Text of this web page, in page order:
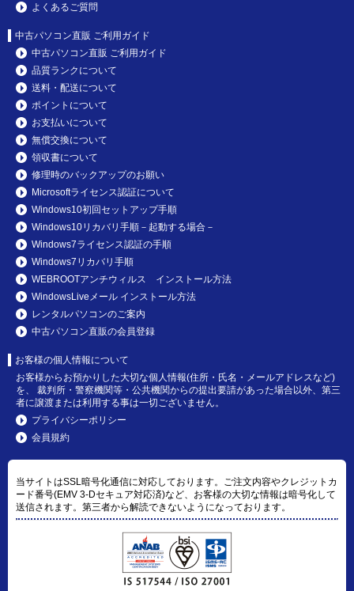
よくあるご質問
中古パソコン直販 ご利用ガイド
中古パソコン直販 ご利用ガイド
品質ランクについて
送料・配送について
ポイントについて
お支払いについて
無償交換について
領収書について
修理時のバックアップのお願い
Microsoftライセンス認証について
Windows10初回セットアップ手順
Windows10リカバリ手順－起動する場合－
Windows7ライセンス認証の手順
Windows7リカバリ手順
WEBROOTアンチウィルス インストール方法
WindowsLiveメール インストール方法
レンタルパソコンのご案内
中古パソコン直販の会員登録
お客様の個人情報について
お客様からお預かりした大切な個人情報(住所・氏名・メールアドレスなど)
を、 裁判所・警察機関等・公共機関からの提出要請があった場合以外、第三
者に譲渡または利用する事は一切ございません。
プライバシーポリシー
会員規約
当サイトはSSL暗号化通信に対応しております。ご注文内容やクレジットカ
ード番号(EMV 3-Dセキュア対応済)など、お客様の大切な情報は暗号化して
送信されます。第三者から解読できないようになっております。